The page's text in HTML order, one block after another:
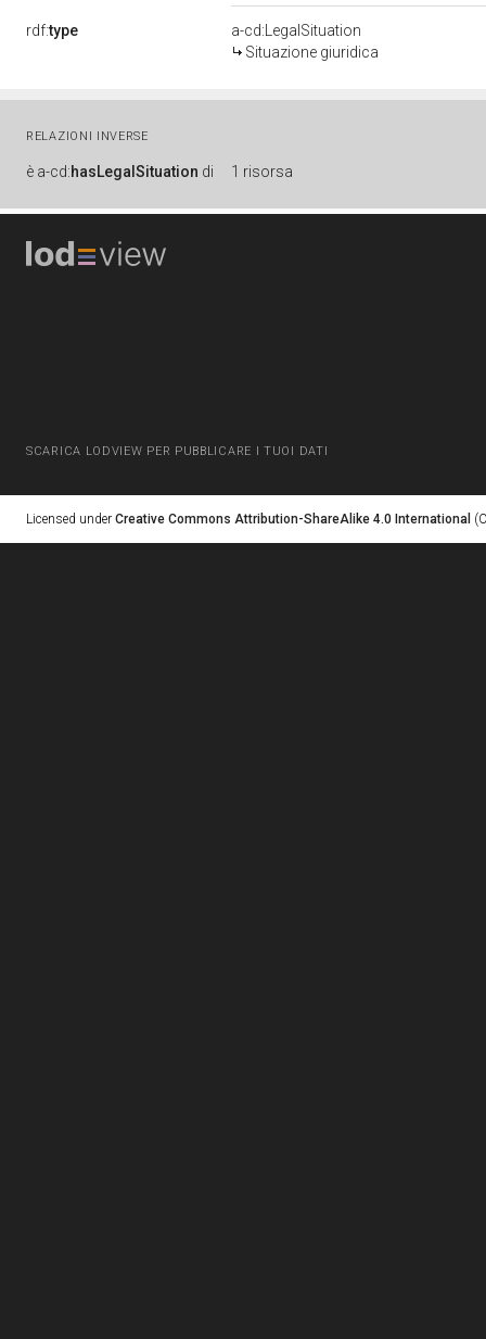
rdf:type
a-cd:LegalSituation
Situazione giuridica
RELAZIONI INVERSE
è a-cd:hasLegalSituation di 1 risorsa
SCARICA LODVIEW PER PUBBLICARE I TUOI DATI
Licensed under Creative Commons Attribution-ShareAlike 4.0 International